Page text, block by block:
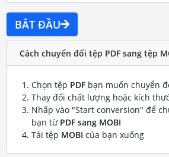
BẮT ĐẦU
Cách chuyển đổi tệp PDF sang tệp
Chọn tệp PDFbạn muốn chuyển
Thay đổi chất lượng hoặc kích
Nhấp vào "Start conversion" để
bạn từ PDF sang MOBI
Tải tệp MOBI của bạn xuống